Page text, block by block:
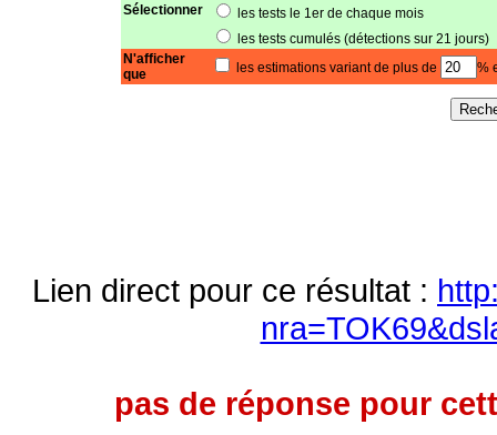
Sélectionner
les tests le 1er de chaque mois
les tests cumulés (détections sur 21 jours)
N'afficher
que
les estimations variant de plus de %
Lien direct pour ce résultat :
pas de réponse pour